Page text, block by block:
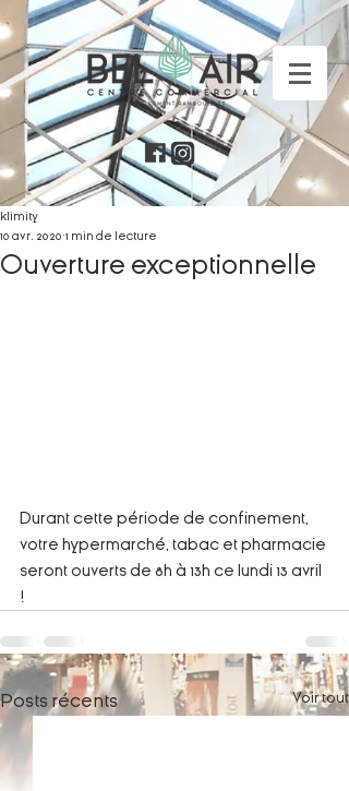
Ouverture exceptionnelle
klimity
10 avr. 2020 1 min de lecture
Durant cette période de confinement,
votre hypermarché, tabac et pharmacie
seront ouverts de 8h à 13h ce lundi 13 avril
!
Posts récents Voir tout